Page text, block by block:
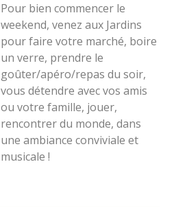
Pour bien commencer le
weekend, venez aux Jardins
pour faire votre marché, boire
un verre, prendre le
goûter/apéro/repas du soir,
vous détendre avec vos amis
ou votre famille, jouer,
rencontrer du monde, dans
une ambiance conviviale et
musicale !